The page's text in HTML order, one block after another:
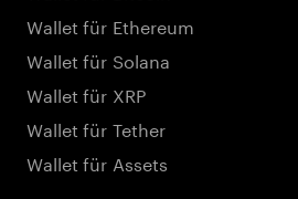
Wallet für Ethereum
Wallet für Solana
Wallet für XRP
Wallet für Tether
Wallet für Assets